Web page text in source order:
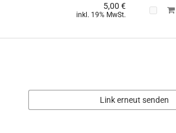
5,00 €
inkl. 19% MwSt.
Link erneut senden